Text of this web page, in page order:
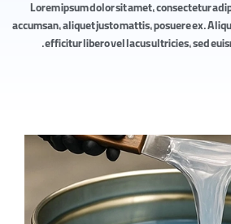
Lorem ipsum dolor sit amet, consectetur
accumsan, aliquet justo mattis, posuere ex.
efficitur libero vel lacus ultricies, sed